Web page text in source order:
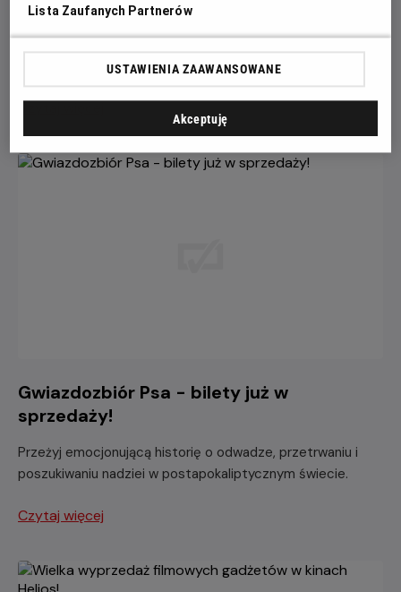
Z okazji premiery filmu „Spider-Man: Całkiem nowy dzień”
Manem w swoim otoczeniu.
Gwiazdozbiór Psa - bilety już w
sprzedaży!
Przeżyj emocjonującą historię o odwadze, przetrwaniu i
poszukiwaniu nadziei w postapokaliptycznym świecie.
Czytaj więcej
Lista Zaufanych Partnerów
USTAWIENIA ZAAWANSOWANE
Akceptuję